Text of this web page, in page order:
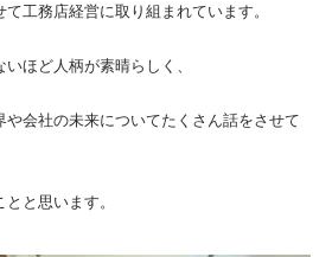
工務店経営に取り組まれています。
ほど人柄が素晴らしく、
会社の未来についてたくさん話をさせて
と思います。